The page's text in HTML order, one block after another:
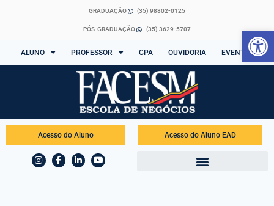
GRADUAÇÃO (35) 98802-0125
PÓS-GRADUAÇÃO (35) 3629-5707
ALUNO PROFESSOR CPA OUVIDORIA EVENTOS
Acesso do Aluno Acesso do Aluno EAD
Abrir